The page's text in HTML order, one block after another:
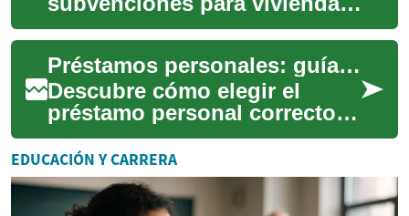
pueden abrir puertas a
hogares accesibles y
seguros. Esta guía completa
...
Préstamos personales: guía esencial para decisiones financieras
Descubre cómo elegir el
préstamo personal correcto:
requisitos, tipos de interés,
costos reales (CAT) y una
comparati...
EDUCACIÓN Y CARRERA